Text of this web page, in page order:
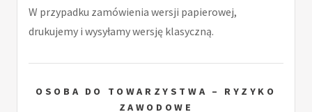
W przypadku zamówienia wersji papierowej,
drukujemy i wysyłamy wersję klasyczną.
OSOBA DO TOWARZYSTWA – RYZYKO
ZAWODOWE